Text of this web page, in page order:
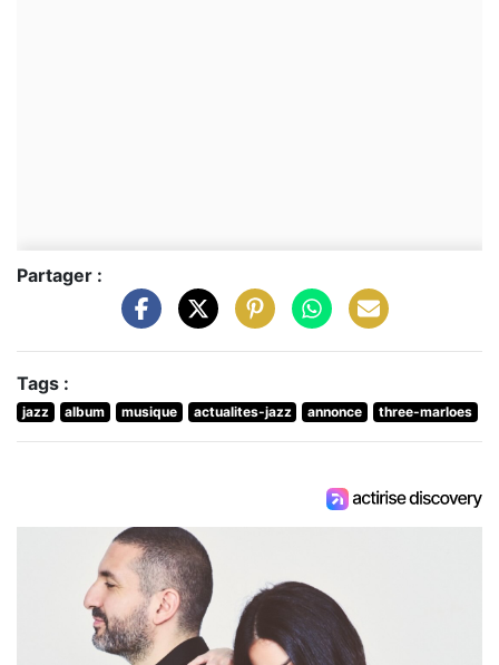
Partager :
Tags :
jazz album musique actualites-jazz annonce three-marloes